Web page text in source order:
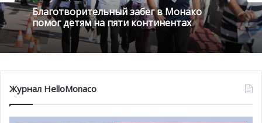
Благотворительный забег в Монако
помог детям на пяти континентах
Журнал HelloMonaco